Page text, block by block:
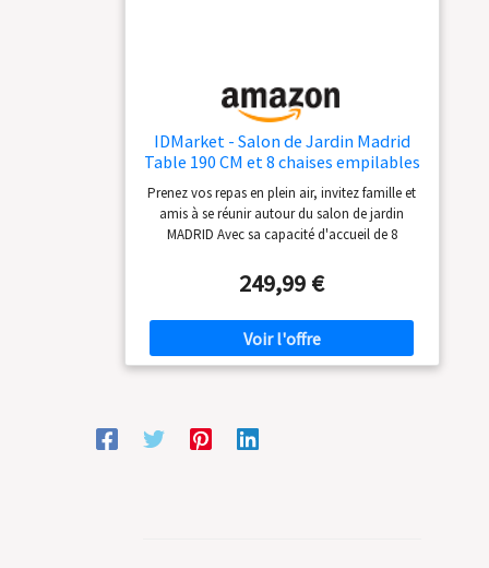
IDMarket - Salon de Jardin Madrid
Table 190 CM et 8 chaises empilables
Gris Anthracite
Prenez vos repas en plein air, invitez famille et
amis à se réunir autour du salon de jardin
MADRID Avec sa capacité d'accueil de 8
pour échanger ! Facilité d'installation et de
rangement grâce à ses 8 chaises empilables -
facile à entretenir Composé d'un plateau de
table en verre trempé, le salon MADRID apporte
modernité et design ! Dimensions table : L. 190
249,99 €